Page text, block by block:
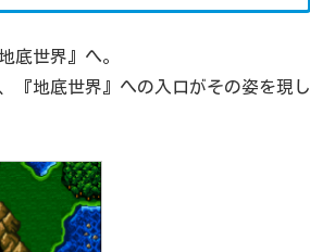
底世界』へ。
『地底世界』への入口がその姿を現し